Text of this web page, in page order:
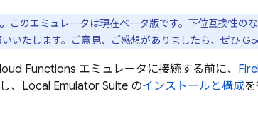
このエミュレータは現在ベータ版です。下位互換性の
いたします。ご意見、ご感想がありましたら、ぜひ
Functions エミュレータに接続する前に、
し、 Local Emulator Suite のインストールと構成を